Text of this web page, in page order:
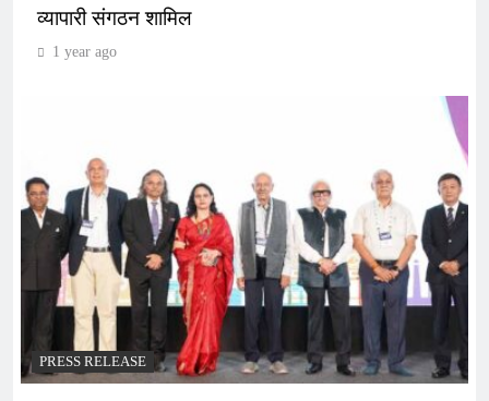
व्यापारी संगठन शामिल
1 year ago
PRESS RELEASE